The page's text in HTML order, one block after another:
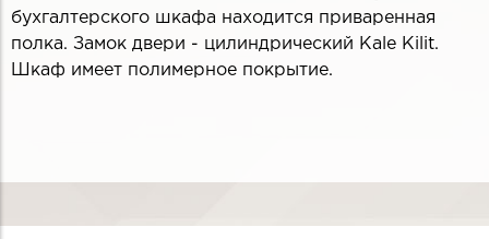
бухгалтерского шкафа находится приваренная
полка. Замок двери - цилиндрический Kale Kilit.
Шкаф имеет полимерное покрытие.